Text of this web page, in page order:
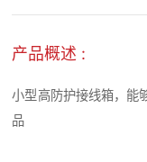
产品概述 :
小型高防护接线箱，能
品